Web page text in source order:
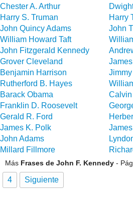
Chester A. Arthur
Harry S. Truman
Harry
John Quincy Adams
John
William Howard Taft
John Fitzgerald Kennedy
Grover Cleveland
Benjamin Harrison
Rutherford B. Hayes
Barack Obama
Franklin D. Roosevelt
Gerald R. Ford
James K. Polk
John Adams
Millard Fillmore
Más Frases de John F. Kennedy -
4
Siguiente